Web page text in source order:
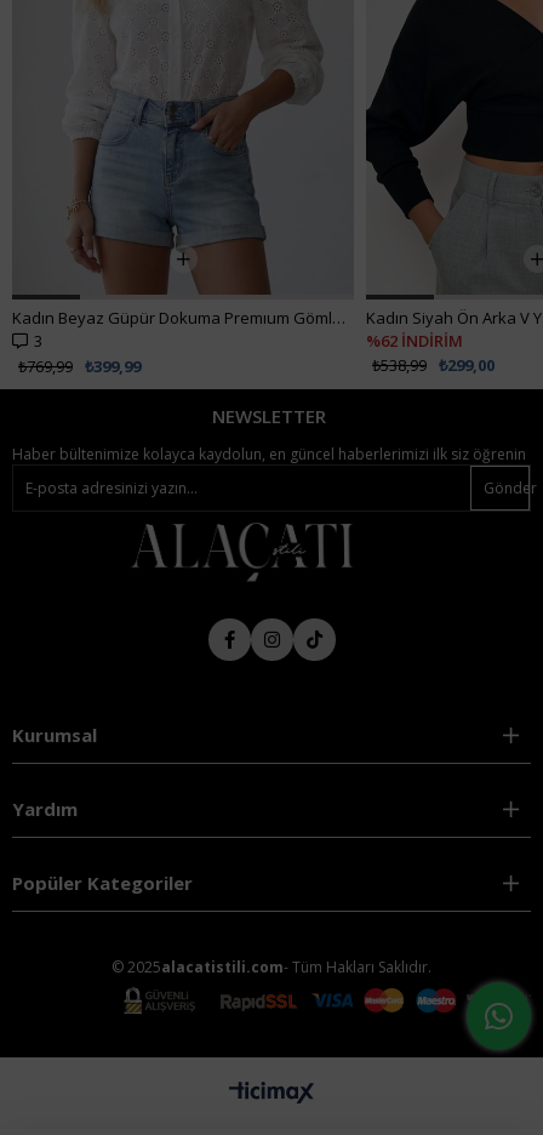
Kadın Siyah Ön Arka V Yaka Kruvaze Bluz ALC-019-053-BLZ
%62 İNDİRİM
₺299,00
₺538,99
NEWSLETTER
Haber bültenimize kolayca kaydolun, en güncel haberlerimizi ilk siz öğrenin
Gönder
Kurumsal
Yardım
Popüler Kategoriler
© 2025alacatistili.com- Tüm Hakları Saklıdır.